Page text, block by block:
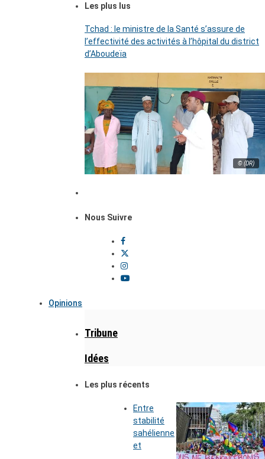
Les plus lus
Tchad : le ministre de la Santé s’assure de
l’effectivité des activités à l’hôpital du district
d’Aboudeïa
© (DR)
Nous Suivre
Opinions
Tribune
Idées
Les plus récents
Entre
stabilité
sahélienne
et